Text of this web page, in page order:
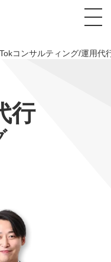
ん』
リトルく
長』
ル』
コンサルティング/運用代
行